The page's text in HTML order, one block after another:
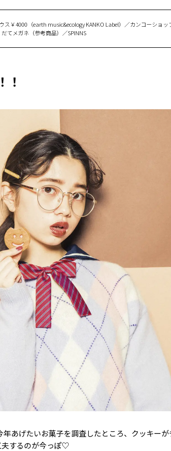
￥4000（earth music&ecology KANKO Label）／カンコーショ
てメガネ（参考商品）／SPINNS
！
あげたいお菓子を調査したところ、クッキー
夫するのが今っぽ♡